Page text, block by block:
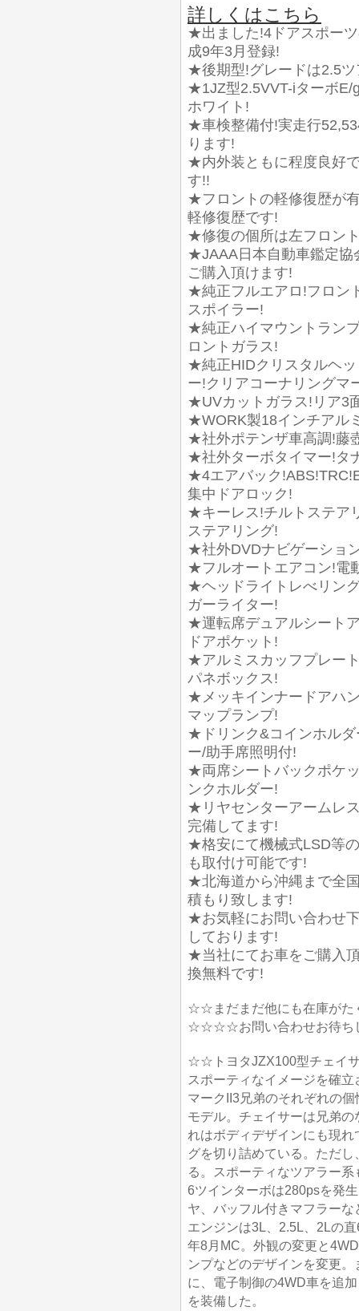
詳しくはこちら
★出ました!4ドアスポー
成9年3月登録!
★後期型!グレードは2.5ツ
★1JZ型2.5VVT-iターボE/
ホワイト!
★車検整備付!実走行
ります!
★内外装ともに程度良好
す!!
★フロントの軽修復歴が
軽修復歴です!
★修復の個所は左フロン
★JAAA日本自動車鑑定協
ご購入頂けます!
★純正フルエアロ!フロン
スポイラー!
★純正ハイマウントラン
ロントガラス!
★純正HIDクリスタルヘ
ー!クリアコーナリングマ
★UVカットガラス!リア3
★WORK製18インチアル
★社外ポテンザ車高調!藤
★社外ターボタイマー!タ
★4エアバック
集中ドアロック!
★キーレス!チルトステア
ステアリング!
★社外DVDナビゲーショ
★フルオートエアコン!電
★ヘッドライトレべリン
ガーライター!
★運転席デュアルシート
ドアポケット!
★アルミスカッフプレー
パネボックス!
★メッキインナードアハ
マップランプ!
★ドリンク&コインホルダ
ー/助手席照明付!
★両席シートバックポケ
ンクホルダー!
★リヤセンターアームレ
完備してます!
★格安にて機械式LSD等
も取付け可能です!
★北海道から沖縄まで全
積もり致します!
★お気軽にお問い合わせ
しております!
★当社にてお車をご購入
換無料です!
☆☆まだまだ他にも在庫が
☆☆☆☆お問い合わせお待
☆☆トヨタJZX100型チェイ
スポーティなイメージを確立
マークII3兄弟のそれぞれの
モデル。チェイサーは兄弟
れはボディデザインにも現
グを切り詰めている。ただ
る。スポーティなツアラー
6ツインターボは280psを発
ヤ、バッフル付きマフラー
エンジンは3L、2.5L、2Lの
年8月MC。外観の変更と
ンプなどのデザインを変更
に、電子制御の4WD車を追
を装備した。